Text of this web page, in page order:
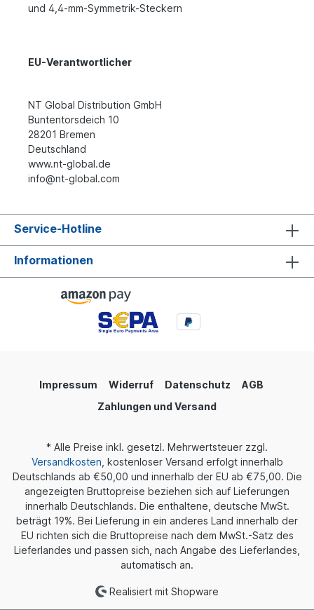
und 4,4-mm-Symmetrik-Steckern
EU-Verantwortlicher
NT Global Distribution GmbH
Buntentorsdeich 10
28201 Bremen
Deutschland
www.nt-global.de
info@nt-global.com
Service-Hotline
Informationen
Impressum Widerruf Datenschutz
AGB
Zahlungen und Versand
* Alle Preise inkl. gesetzl. Mehrwertsteuer zzgl.
Versandkosten , kostenloser Versand erfolgt innerhalb
Deutschlands ab €50,00 und innerhalb der EU ab €75,00. Die
angezeigten Bruttopreise beziehen sich auf Lieferungen
innerhalb Deutschlands. Die enthaltene, deutsche MwSt.
beträgt 19%. Bei Lieferung in ein anderes Land innerhalb der
EU richten sich die Bruttopreise nach dem MwSt.-Satz des
Lieferlandes und passen sich, nach Angabe des Lieferlandes,
automatisch an.
Realisiert mit Shopware